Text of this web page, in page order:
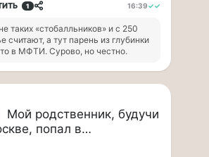
1 16:39✓✓
таких «стобалльников» и с 250
считают, а тут парень из глубинки
в МФТИ. Сурово, но честно.
Мой родственник, будучи
попал в…